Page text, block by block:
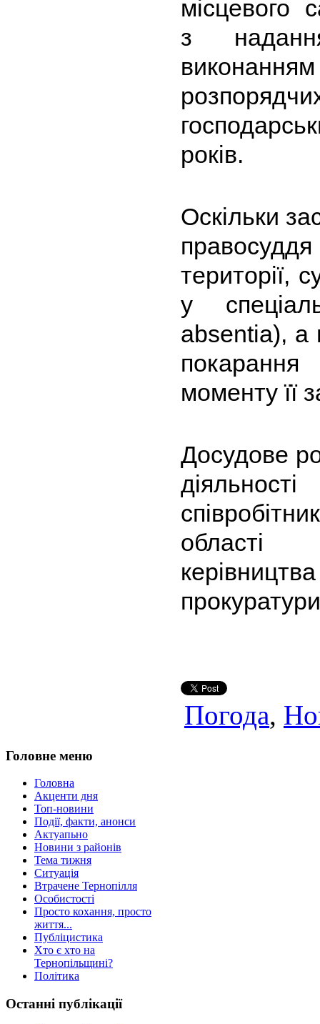
місцевого
з
років.
Оскільки
території,
у
absentia), а
моменту її
Досудове
області
Погода,
Головне меню
Головна
Акценти дня
Топ-новини
Події, факти, анонси
Актуапьно
Новини з районів
Тема тижня
Ситуація
Втрачене Тернопілля
Особистості
Просто кохання, просто
життя...
Публіцистика
Хто є хто на
Тернопільщині?
Політика
Останні публікації